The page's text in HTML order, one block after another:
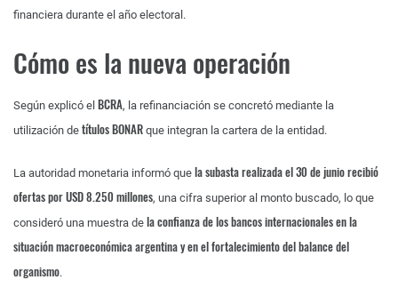
financiera durante el año electoral.
Cómo es la nueva operación
Según explicó el BCRA, la refinanciación se concretó mediante la
utilización de títulos BONAR que integran la cartera de la entidad.
La autoridad monetaria informó que la subasta realizada el 30 de junio recibió
ofertas por USD 8.250 millones, una cifra superior al monto buscado, lo que
consideró una muestra de la confianza de los bancos internacionales en la
situación macroeconómica argentina y en el fortalecimiento del balance del
organismo.